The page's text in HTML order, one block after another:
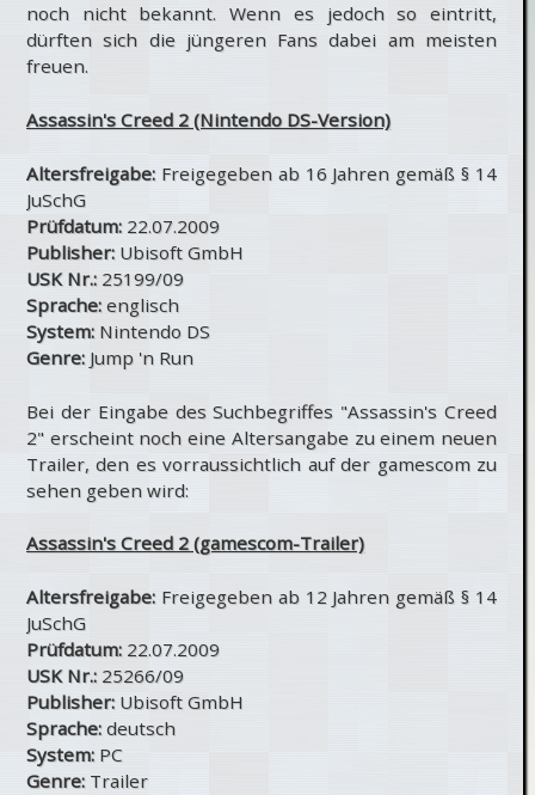
noch nicht bekannt. Wenn es jedoch so eintritt,
dürften sich die jüngeren Fans dabei am meisten
freuen.
Assassin's Creed 2 (Nintendo DS-Version)
Altersfreigabe:Freigegeben ab 16 Jahren gemäß § 14
JuSchG
Prüfdatum: 22.07.2009
Publisher:Ubisoft GmbH
USK Nr.:25199/09
Sprache: englisch
System:Nintendo DS
Genre: Jump 'n Run
Bei der Eingabe des Suchbegriffes "Assassin's Creed
2" erscheint noch eine Altersangabe zu einem neuen
Trailer, den es vorraussichtlich auf der gamescom zu
sehen geben wird:
Assassin's Creed 2 (gamescom-Trailer)
Altersfreigabe:Freigegeben ab 12 Jahren gemäß § 14
JuSchG
Prüfdatum:22.07.2009
USK Nr.:25266/09
Publisher:Ubisoft GmbH
Sprache:deutsch
System:PC
Genre: Trailer